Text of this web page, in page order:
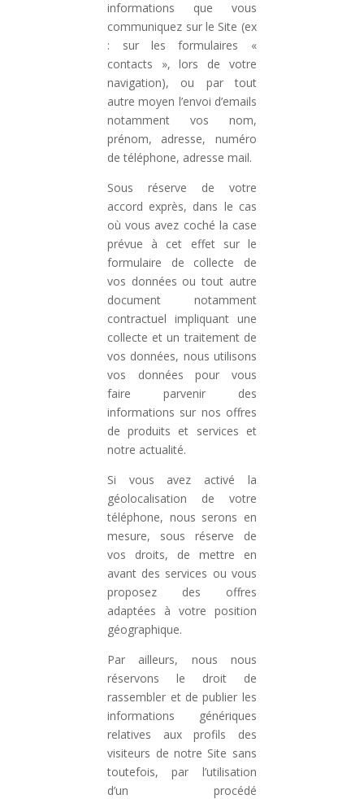
informations que vous
communiquez sur le Site (ex
: sur les formulaires «
contacts », lors de votre
navigation), ou par tout
autre moyen l’envoi d’emails
notamment vos nom,
prénom, adresse, numéro
de téléphone, adresse mail.
Sous réserve de votre
accord exprès, dans le cas
où vous avez coché la case
prévue à cet effet sur le
formulaire de collecte de
vos données ou tout autre
document notamment
contractuel impliquant une
collecte et un traitement de
vos données, nous utilisons
vos données pour vous
faire parvenir des
informations sur nos offres
de produits et services et
notre actualité.
Si vous avez activé la
géolocalisation de votre
téléphone, nous serons en
mesure, sous réserve de
vos droits, de mettre en
avant des services ou vous
proposez des offres
adaptées à votre position
géographique.
Par ailleurs, nous nous
réservons le droit de
rassembler et de publier les
informations génériques
relatives aux profils des
visiteurs de notre Site sans
toutefois, par l’utilisation
d’un procédé